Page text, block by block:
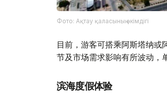
Фото: Ақтау қаласының әкімдігі
目前，游客可搭乘阿斯塔纳或
节及市场需求影响有所波动，
滨海度假体验